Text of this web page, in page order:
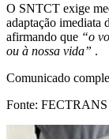
O SNTCT exige
adaptação imediata
afirmando que “o
ou à nossa vida” .
Comunicado
Fonte: FECTRANS